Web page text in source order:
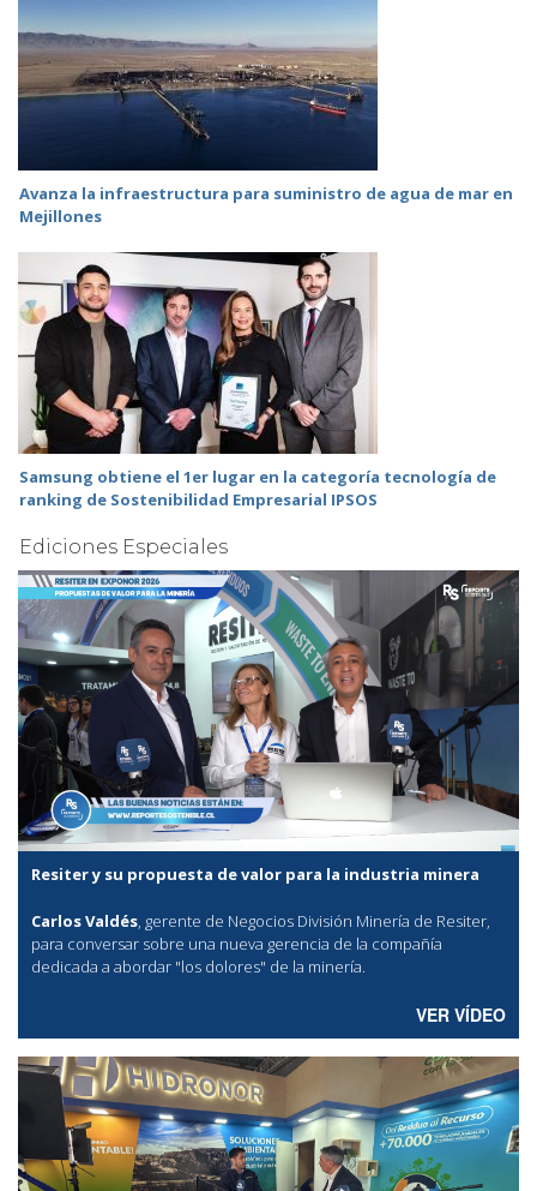
Avanza la infraestructura para suministro de agua de mar en
Mejillones
Samsung obtiene el 1er lugar en la categoría tecnología de
ranking de Sostenibilidad Empresarial IPSOS
Ediciones Especiales
Resiter y su propuesta de valor para la industria minera
Carlos Valdés, gerente de Negocios División Minería de Resiter,
para conversar sobre una nueva gerencia de la compañía
dedicada a abordar "los dolores" de la minería.
VER VÍDEO